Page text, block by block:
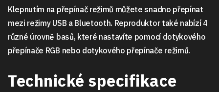
Klepnutím na přepínač režimů můžete snadno přepínat
mezi režimy USB a Bluetooth. Reproduktor také nabízí 4
různé úrovně basů, které nastavíte pomocí dotykového
přepínače RGB nebo dotykového přepínače režimů.
Technické specifikace